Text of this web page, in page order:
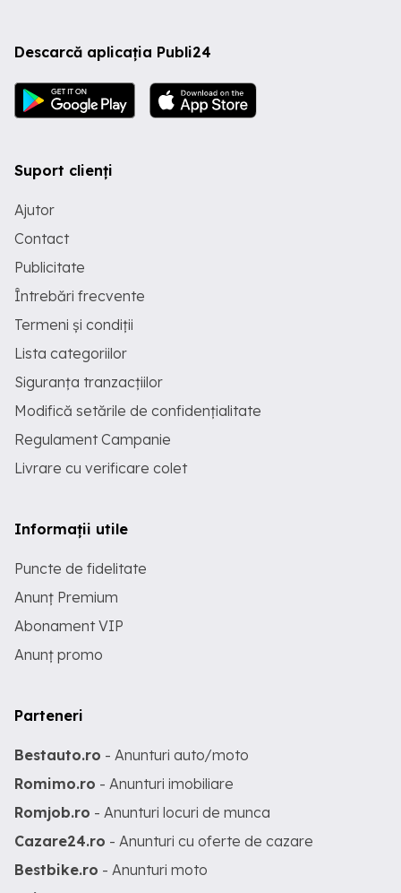
Descarcă aplicația Publi24
Suport clienți
Ajutor
Contact
Publicitate
Întrebări frecvente
Termeni și condiții
Lista categoriilor
Siguranța tranzacțiilor
Modifică setările de confidențialitate
Regulament Campanie
Livrare cu verificare colet
Informații utile
Puncte de fidelitate
Anunț Premium
Abonament VIP
Anunț promo
Parteneri
Bestauto.ro - Anunturi auto/moto
Romimo.ro - Anunturi imobiliare
Romjob.ro - Anunturi locuri de munca
Cazare24.ro - Anunturi cu oferte de cazare
Bestbike.ro - Anunturi moto